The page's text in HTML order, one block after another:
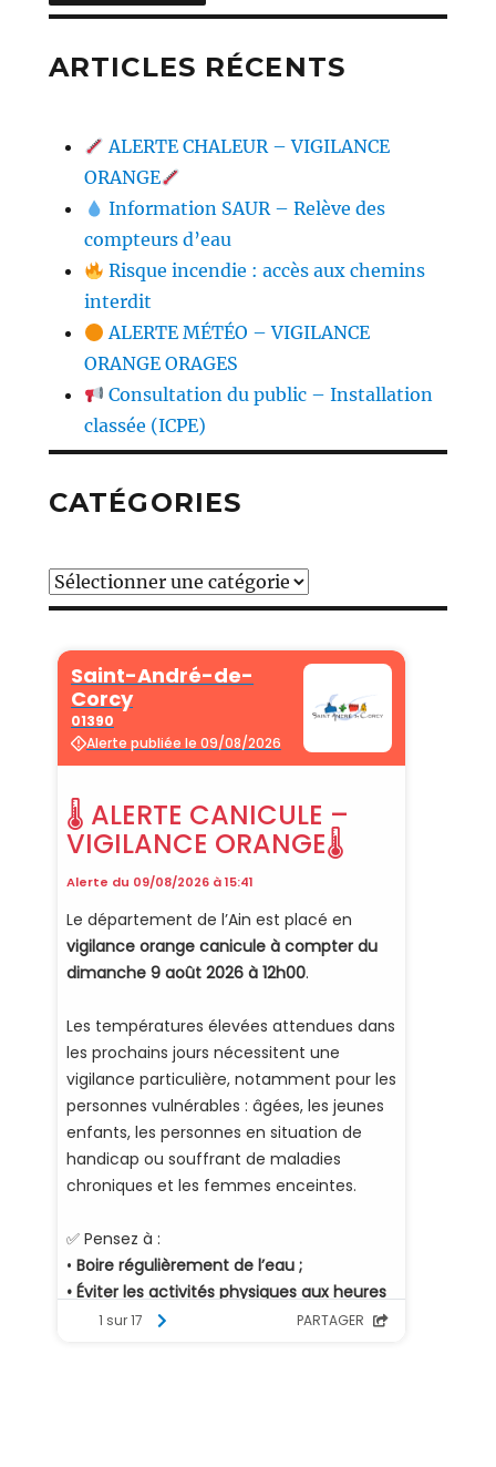
ARTICLES RÉCENTS
ALERTE CHALEUR – VIGILANCE
ORANGE
Information SAUR – Relève des
compteurs d’eau
Risque incendie : accès aux chemins
interdit
ALERTE MÉTÉO – VIGILANCE
ORANGE ORAGES
Consultation du public – Installation
classée (ICPE)
CATÉGORIES
Catégories